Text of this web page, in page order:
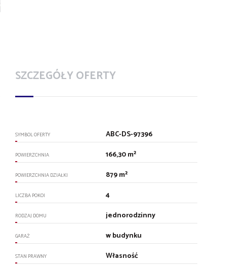
SZCZEGÓŁY OFERTY
SYMBOL OFERTY ABC-DS-97396
POWIERZCHNIA 166,30 m²
POWIERZCHNIA DZIAŁKI 879 m²
LICZBA POKOI 4
RODZAJ DOMU jednorodzinny
GARAŻ w budynku
STAN PRAWNY Własność